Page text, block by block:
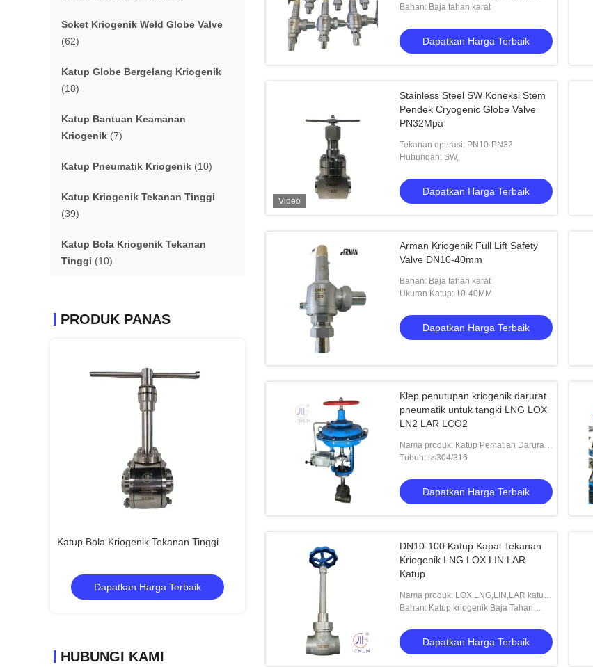
Soket Kriogenik Weld Globe Valve
(62)
Katup Globe Bergelang Kriogenik
(18)
Katup Bantuan Keamanan
Kriogenik (7)
Katup Pneumatik Kriogenik (10)
Katup Kriogenik Tekanan Tinggi
(39)
Katup Bola Kriogenik Tekanan
Tinggi (10)
PRODUK PANAS
Katup Bola Kriogenik Tekanan Tinggi
Dapatkan Harga Terbaik
DN40 Cryogenic Globe Katup besi tahan
karat Sambungan Batang Pendek
HUBUNGI KAMI
kriogenik -196°C~80°C
Bahan: Baja tahan karat
Dapatkan Harga Terbaik
Video
Stainless Steel SW Koneksi Stem
Pendek Cryogenic Globe Valve
PN32Mpa
Tekanan operasi: PN10-PN32
Hubungan: SW,
Dapatkan Harga Terbaik
Arman Kriogenik Full Lift Safety
Valve DN10-40mm
Bahan: Baja tahan karat
Ukuran Katup: 10-40MM
Dapatkan Harga Terbaik
Klep penutupan kriogenik darurat
pneumatik untuk tangki LNG LOX
LN2 LAR LCO2
Nama produk: Katup Pematian Darurat
Pneumatik Kriogenik
Tubuh: ss304/316
Dapatkan Harga Terbaik
DN10-100 Katup Kapal Tekanan
Kriogenik LNG LOX LIN LAR
Katup
Nama produk: LOX,LNG,LIN,LAR katup
kriogenik
Bahan: Katup kriogenik Baja Tahan
Dapatkan Harga Terbaik